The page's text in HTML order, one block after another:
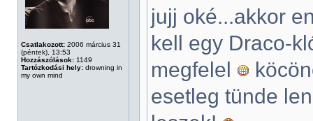
Csatlakozott: 2006 március 31
(péntek), 13:53
Hozzászólások: 1149
Tartózkodási hely: drowning in
my own mind
jujj oké...akkor
kell egy Draco-
megfelel
esetleg tünde